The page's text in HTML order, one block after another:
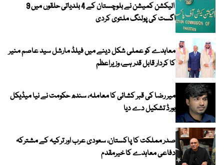
الیکشن کمیشن نے بلوچستان کے 4 بلدیاتی حلقوں میں 9
اگست کی پولنگ ملتوی کردی
معاہدے کو عملی شکل دینے میں فیلڈ مارشل سید عاصم منیر
کا کردار قابل قدر ہے، وزیراعظم
میر رضا کی قبر کشائی کا معاملہ، سندھ حکومت نے نیا میڈیکل
بورڈ تشکیل دے دیا
صدر مملکت کا پاکستان، سعودی عرب اور ترکیہ کے مشترکہ
دفاعی معاہدے کا خیرمقدم